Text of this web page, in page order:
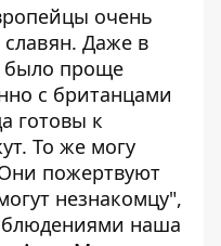
очень
Даже в
было проще
с британцами
готовы к
То же могу
пожертвуют
незнакомцу",
наша